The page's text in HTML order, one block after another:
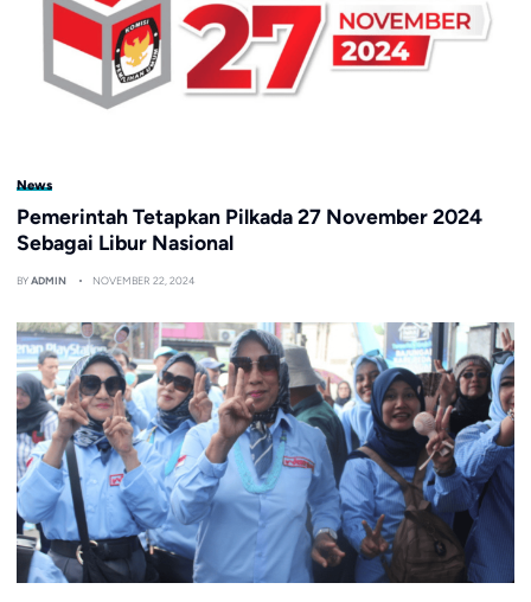
News
Pemerintah Tetapkan Pilkada 27 November 2024
Sebagai Libur Nasional
BYADMIN NOVEMBER 22, 2024